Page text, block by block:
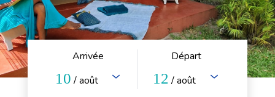
Arrivée
10 / août
Départ
12 / août